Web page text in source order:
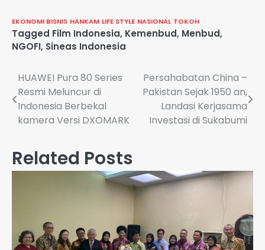
EKONOMI BISNIS HANKAM LIFE STYLE NASIONAL TOKOH
Tagged Film Indonesia, Kemenbud, Menbud,
NGOFI, Sineas Indonesia
Navigasi
pos
HUAWEI Pura 80 Series
Resmi Meluncur di
Indonesia Berbekal
kamera Versi DXOMARK
Persahabatan China –
Pakistan Sejak 1950 an,
Landasi Kerjasama
Investasi di Sukabumi
Related Posts